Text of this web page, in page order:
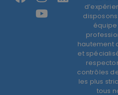
disposons
hautement
et
contrôles
les plus
tous